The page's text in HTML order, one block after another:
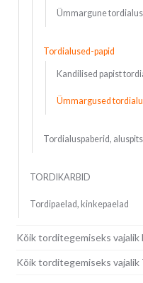
Ümmargune tordialus
Tordialused-papid
Kandilised papist
Ümmargused
Tordialuspaberid,
TORDIKARBID
Tordipaelad, kinkepaelad
Kõik torditegemiseks vajalik
Kõik torditegemiseks vajalik